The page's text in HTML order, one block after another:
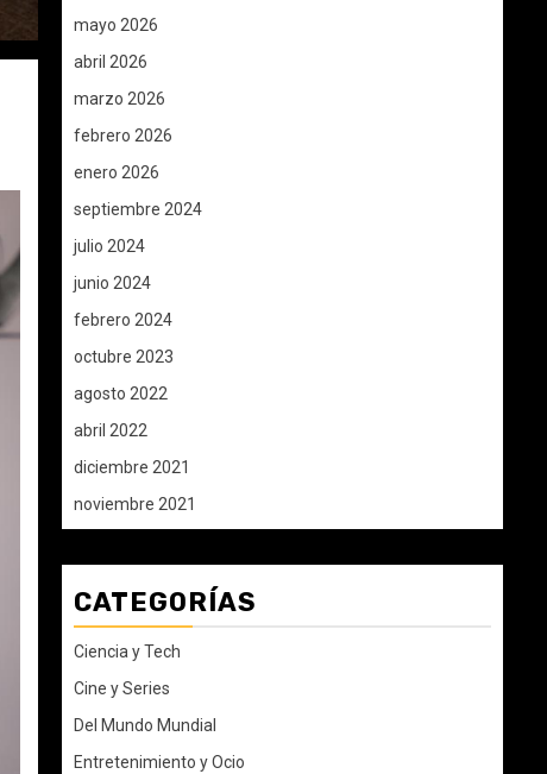
mayo 2026
abril 2026
marzo 2026
febrero 2026
enero 2026
septiembre 2024
julio 2024
junio 2024
febrero 2024
octubre 2023
agosto 2022
abril 2022
diciembre 2021
noviembre 2021
CATEGORÍAS
Ciencia y Tech
Cine y Series
Del Mundo Mundial
Entretenimiento y Ocio